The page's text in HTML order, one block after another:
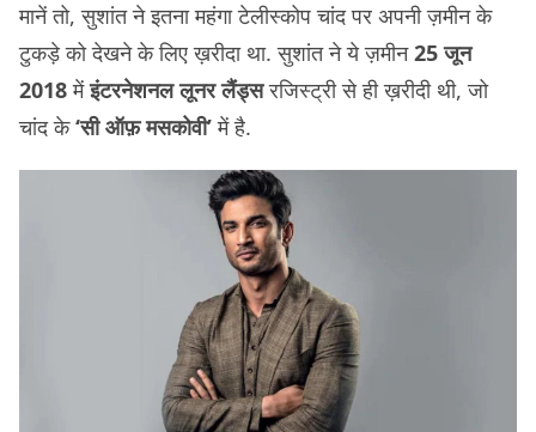
मानें तो, सुशांत ने इतना महंगा टेलीस्कोप चांद पर अपनी ज़मीन के
टुकड़े को देखने के लिए ख़रीदा था. सुशांत ने ये ज़मीन25 जून
2018मेंइंटरनेशनल लूनर लैंड्सरजिस्ट्री से ही ख़रीदी थी, जो
चांद के‘सी ऑफ़ मसकोवी’में है.